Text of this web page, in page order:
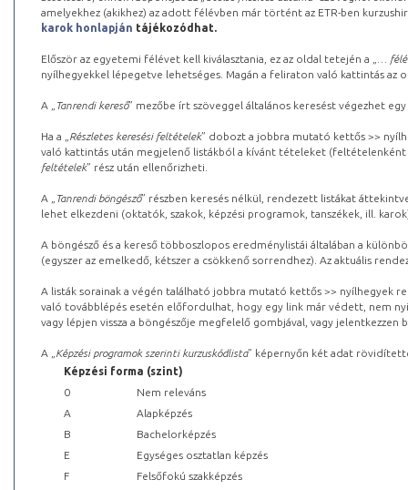
amelyekhez (akikhez) az adott félévben már történt az ETR-ben
karok honlapján tájékozódhat.
Először az egyetemi félévet kell kiválasztania, ez az oldal tetején a „
…
nyílhegyekkel lépegetve lehetséges. Magán a feliraton való kattintás az
A „ Tanrendi kereső” mezőbe írt szöveggel általános keresést végezhet
Ha a „ Részletes keresési feltételek” dobozt a jobbra mutató kettős >>
való kattintás után megjelenő listákból a kívánt tételeket (feltételenként
feltételek” rész után ellenőrizheti.
A „ Tanrendi böngésző” részben keresés nélkül, rendezett listákat
lehet elkezdeni (oktatók, szakok, képzési programok, tanszékek, ill.
A böngésző és a kereső többoszlopos eredménylistái általában a
(egyszer az emelkedő, kétszer a csökkenő sorrendhez). Az aktuális
A listák sorainak a végén található jobbra mutató kettős >> nyílhegyek
való továbblépés esetén előfordulhat, hogy egy link már védett, nem
vagy lépjen vissza a böngészője megfelelő gombjával, vagy
A „ Képzési programok szerinti kurzuskódlista” képernyőn két adat
Képzési forma (szint)
0
Nem releváns
A
Alapképzés
B
Bachelorképzés
E
Egységes osztatlan képzés
F
Felsőfokú szakképzés